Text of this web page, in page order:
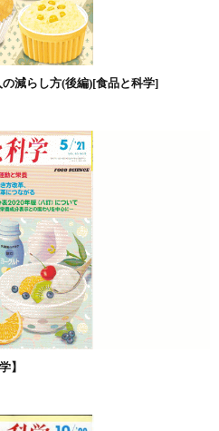
減らし方(後編)[食品と科学]
】